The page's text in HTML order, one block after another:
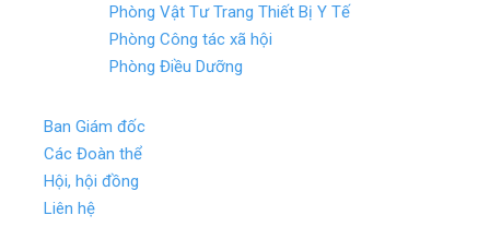
Phòng Vật Tư Trang Thiết Bị Y Tế
Phòng Công tác xã hội
Phòng Điều Dưỡng
Ban Giám đốc
Các Đoàn thể
Hội, hội đồng
Liên hệ